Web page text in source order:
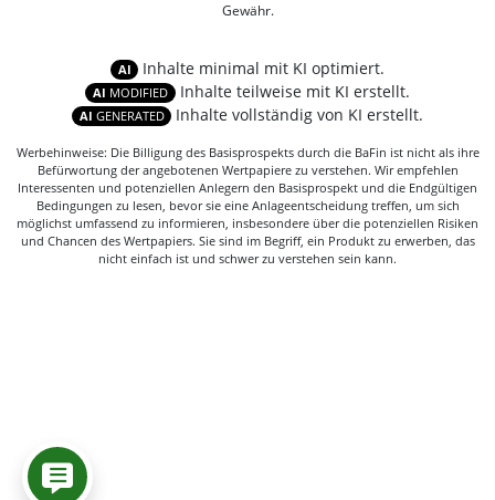
Gewähr.
AI Inhalte minimal mit KI optimiert.
AI MODIFIED Inhalte teilweise mit KI erstellt.
AI GENERATED Inhalte vollständig von KI erstellt.
Werbehinweise: Die Billigung des Basisprospekts durch die BaFin ist nicht als ihre
Befürwortung der angebotenen Wertpapiere zu verstehen. Wir empfehlen
Interessenten und potenziellen Anlegern den Basisprospekt und die Endgültigen
Bedingungen zu lesen, bevor sie eine Anlageentscheidung treffen, um sich
möglichst umfassend zu informieren, insbesondere über die potenziellen Risiken
und Chancen des Wertpapiers. Sie sind im Begriff, ein Produkt zu erwerben, das
nicht einfach ist und schwer zu verstehen sein kann.